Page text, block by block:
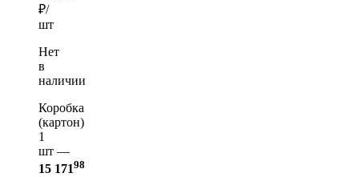
₽/
шт
Нет
в
наличии
Коробка
(картон)
1
шт —
15 17198